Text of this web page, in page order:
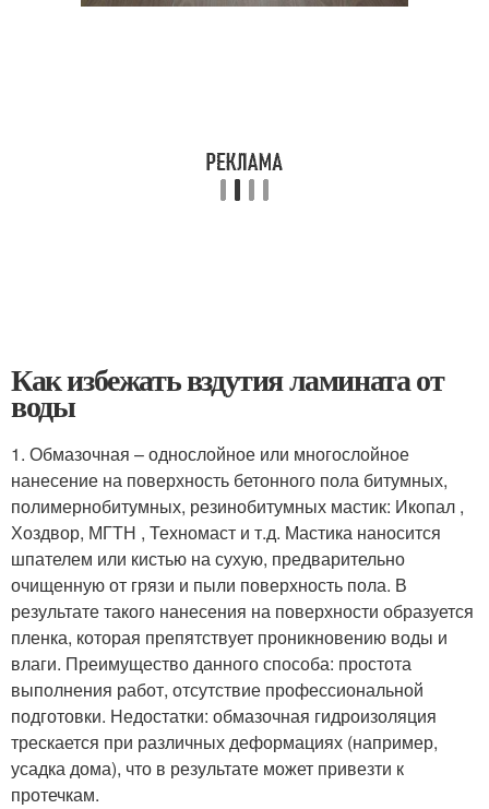
Как избежать вздутия ламината от
воды
1. Обмазочная – однослойное или многослойное
нанесение на поверхность бетонного пола битумных,
полимернобитумных, резинобитумных мастик: Икопал ,
Хоздвор, МГТН , Техномаст и т.д. Мастика наносится
шпателем или кистью на сухую, предварительно
очищенную от грязи и пыли поверхность пола. В
результате такого нанесения на поверхности образуется
пленка, которая препятствует проникновению воды и
влаги. Преимущество данного способа: простота
выполнения работ, отсутствие профессиональной
подготовки. Недостатки: обмазочная гидроизоляция
трескается при различных деформациях (например,
усадка дома), что в результате может привезти к
протечкам.